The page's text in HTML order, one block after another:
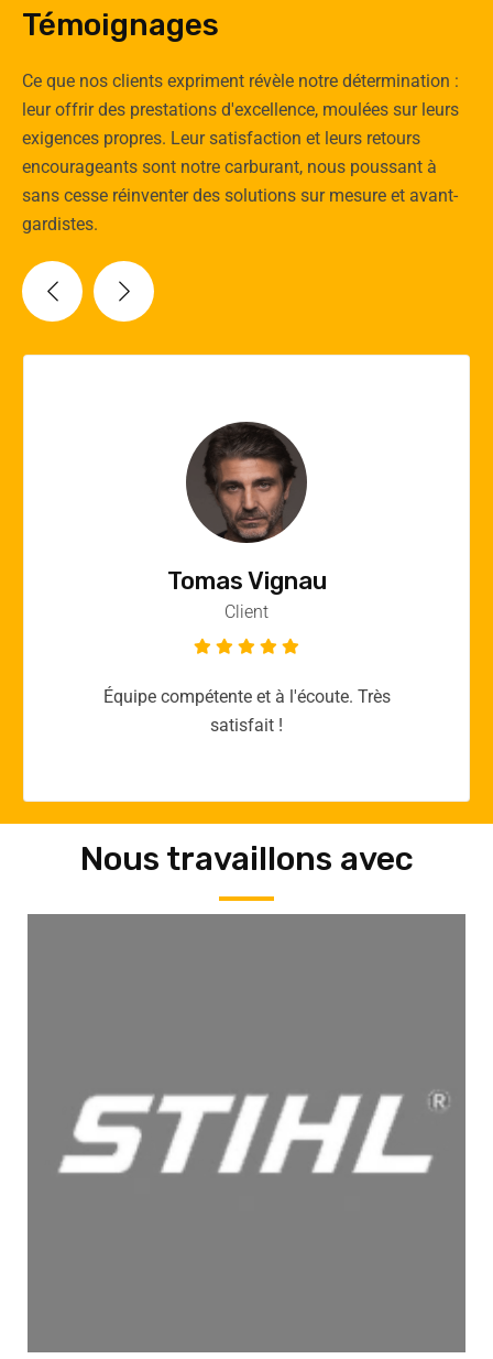
Témoignages
Ce que nos clients expriment révèle notre détermination :
leur offrir des prestations d'excellence, moulées sur leurs
exigences propres. Leur satisfaction et leurs retours
encourageants sont notre carburant, nous poussant à
sans cesse réinventer des solutions sur mesure et avant-
gardistes.
Vincent Quere
Client
Merci yellow365.work pour votre expertise!
Nous travaillons avec